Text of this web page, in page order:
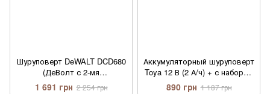
Шуруповерт DeWALT DCD680
(ДеВолт с 2-мя
аккумуляторами)
1 691 грн 2 254 грн
Аккумуляторный шуруповерт
Toya 12 В (2 А/ч) + с набором
бит и торцевых головок
890 грн 1 187 грн